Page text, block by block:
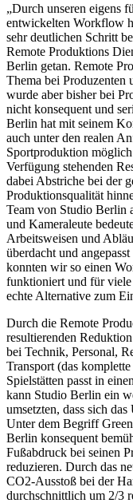
„Durch unseren eigens
entwickelten Workflow
sehr deutlichen Schritt
Remote Produktions
Berlin getan. Remote
Thema bei Produzenten
wurde aber bisher bei
nicht konsequent und
Berlin hat mit seinem
auch unter den realen
Sportproduktion
Verfügung stehenden
dabei Abstriche bei der
Produktionsqualität
Team von Studio Berlin
und Kameraleute
Arbeitsweisen und
überdacht und
konnten wir so einen
funktioniert und für
echte Alternative zum
Durch die Remote
resultierenden
bei Technik, Personal,
Transport (das
Spielstätten passt in
kann Studio Berlin ein
umsetzten, dass sich
Unter dem Begriff
Berlin konsequent
Fußabdruck bei seinen
reduzieren. Durch das
CO2-Ausstoß bei der
durchschnittlich um 2/3